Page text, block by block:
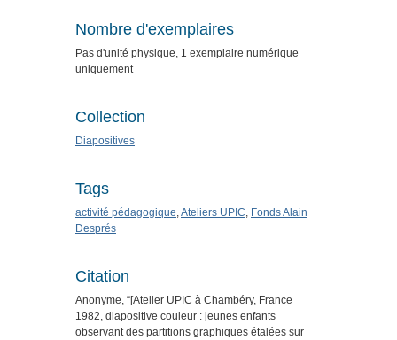
Nombre d'exemplaires
Pas d'unité physique, 1 exemplaire numérique
uniquement
Collection
Diapositives
Tags
activité pédagogique,Ateliers UPIC, Fonds Alain
Després
Citation
Anonyme, “[Atelier UPIC à Chambéry, France
1982, diapositive couleur : jeunes enfants
observant des partitions graphiques étalées sur